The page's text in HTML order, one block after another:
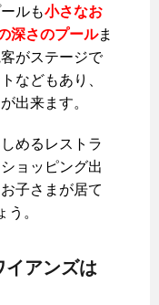
ルも小さなお
深さのプールま
がステージで
などもあり、
出来ます。
めるレストラ
ョッピング出
子さまが居て
。
イアンズは